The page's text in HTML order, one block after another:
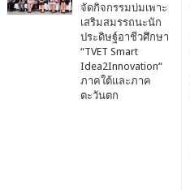
จัดกิจกรรมบ่มเพาะ
เสริมสมรรถนะนัก
ประดิษฐ์อาชีวศึกษา
“TVET Smart
Idea2Innovation“
ภาคใต้และภาค
ตะวันตก